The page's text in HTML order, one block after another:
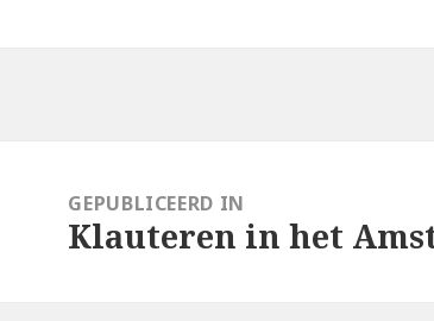
GEPUBLICEERD IN
Klauteren in het